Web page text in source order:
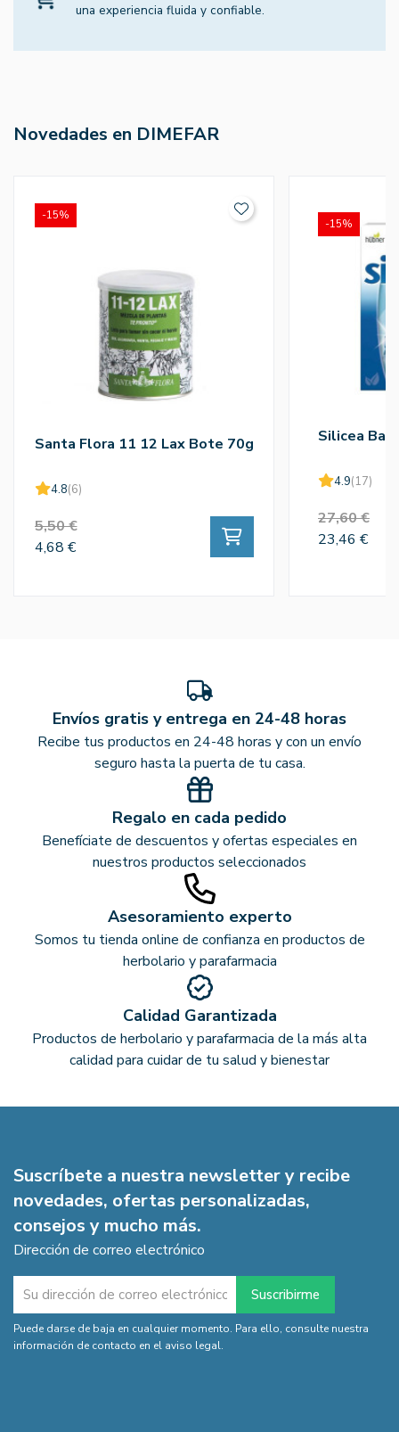
una experiencia fluida y confiable.
Novedades en DIMEFAR
Santa Flora 11 12 Lax Bote 70g
4.8(6)
5,50 €
4,68 €
-15%
Silicea
4.9(17)
27,60 €
23,46 €
-15%
Envíos gratis y entrega en 24-48 horas
Recibe tus productos en 24-48 horas y con un envío
seguro hasta la puerta de tu casa.
Regalo en cada pedido
Benefíciate de descuentos y ofertas especiales en
nuestros productos seleccionados
Asesoramiento experto
Somos tu tienda online de confianza en productos de
herbolario y parafarmacia
Calidad Garantizada
Productos de herbolario y parafarmacia de la más alta
calidad para cuidar de tu salud y bienestar
Suscríbete a nuestra newsletter y recibe
novedades, ofertas personalizadas,
consejos y mucho más.
Dirección de correo electrónico
Puede darse de baja en cualquier momento. Para ello, consulte nuestra
información de contacto en el aviso legal.